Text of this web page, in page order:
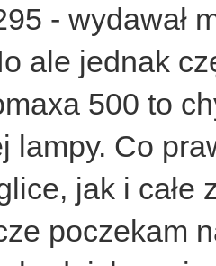
- wydawał
ale jednak
500 to
lampy. Co
jak i całe
poczekam